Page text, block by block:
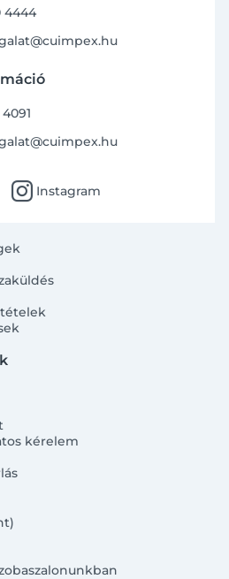
4444
instagram Instagram
kérelem